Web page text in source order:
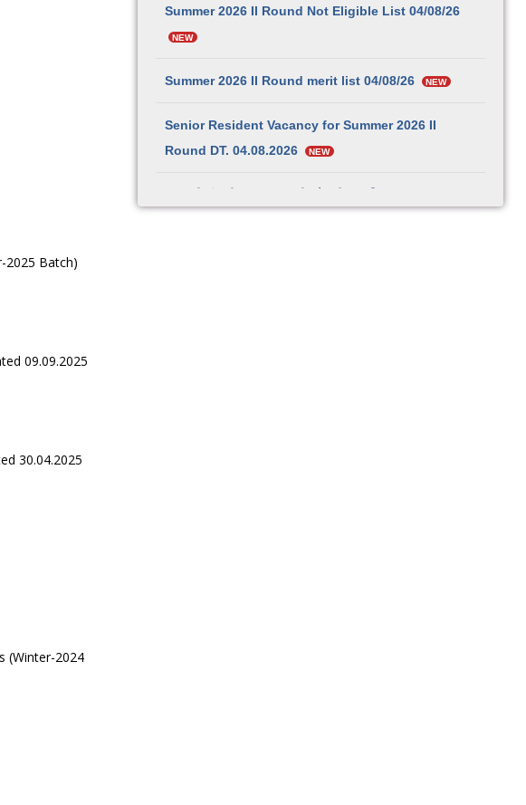
2025 Batch)
09.09.2025
30.04.2025
(Winter-2024
Summer 2026 II Round Not Eligible List 04/08/26
NEW
Summer 2026 II Round merit list 04/08/26 NEW
Senior Resident Vacancy for Summer 2026 II
Round DT. 04.08.2026
NEW